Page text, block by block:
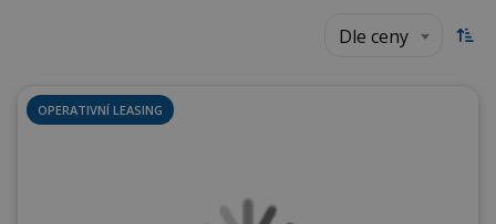
Dle ceny
OPERATIVNÍ LEASING